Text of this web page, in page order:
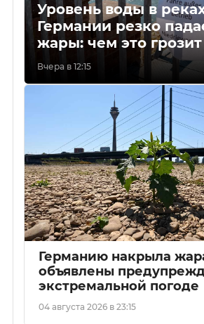
Уровень воды в
Германии резко
жары: чем это грозит
Вчера в 12:15
Германию накрыла
объявлены
экстремальной погоде
04 августа 2026 в 23:15